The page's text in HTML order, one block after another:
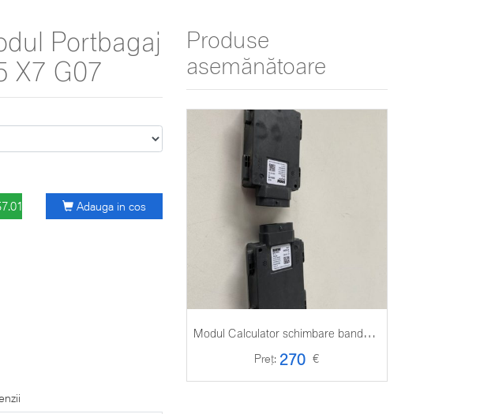
Portbagaj
X7 G07
Adauga in cos
Produse
asemănătoare
M
odul Calculator schimbare banda, Senzor radar BMW G02 G30 G31 G11
Preț: 270 €